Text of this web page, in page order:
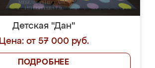
Детская "Дан"
Цена: от 57 000 руб.
ПОДРОБНЕЕ